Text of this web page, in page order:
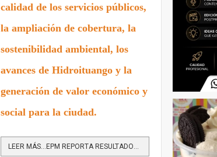
calidad de los servicios públicos,
la ampliación de cobertura, la
sostenibilidad ambiental, los
avances de Hidroituango y la
generación de valor económico y
social para la ciudad.
LEER MÁS…EPM REPORTA RESULTADOS DE GESTIÓN 2025 CON MÁS USUARIOS, MENOR HUELLA AMBIENTAL Y MAYOR VALOR...